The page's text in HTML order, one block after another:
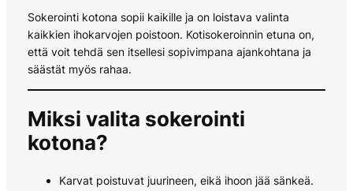
Sokerointi kotona sopii kaikille ja on loistava valinta
kaikkien ihokarvojen poistoon. Kotisokeroinnin etuna on,
että voit tehdä sen itsellesi sopivimpana ajankohtana ja
säästät myös rahaa.
Miksi valita sokerointi
kotona?
Karvat poistuvat juurineen, eikä ihoon jää sänkeä.